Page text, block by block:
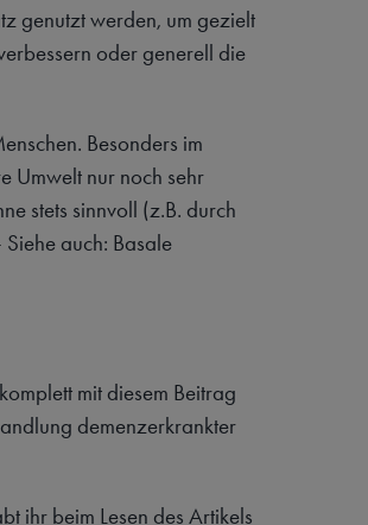
genutzt werden, um gezielt
oder generell die
Besonders im
Umwelt nur noch sehr
stets sinnvoll (z.B. durch
auch: Basale
mit diesem Beitrag
demenzerkrankter
ihr beim Lesen des Artikels